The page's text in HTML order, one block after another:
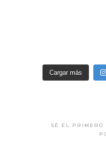
Cargar más
SÉ EL PRIMERO